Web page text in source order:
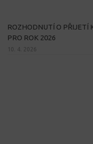
ROZHODNUTÍ O PŘIJETÍ
PRO ROK 2026
10. 4. 2026